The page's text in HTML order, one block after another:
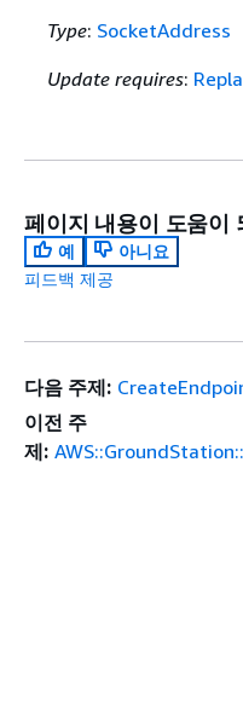
Type: SocketAddress
Update requires:
페이지 내용이 도움이
예
아니요
피드백 제공
다음 주제:
이전 주
제: